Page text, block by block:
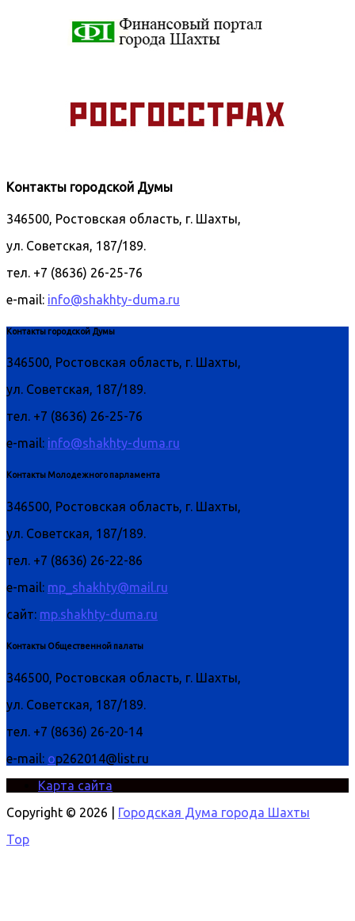
Контакты городской Думы
346500, Ростовская область, г. Шахты,
ул. Советская, 187/189.
тел. +7 (8636) 26-25-76
e-mail: info@shakhty-duma.ru
Контакты городской Думы
346500, Ростовская область, г. Шахты,
ул. Советская, 187/189.
тел. +7 (8636) 26-25-76
e-mail: info@shakhty-duma.ru
Контакты Молодежного парламента
346500, Ростовская область, г. Шахты,
ул. Советская, 187/189.
тел. +7 (8636) 26-22-86
e-mail: mp_shakhty@mail.ru
сайт: mp.shakhty-duma.ru
Контакты Общественной палаты
346500, Ростовская область, г. Шахты,
ул. Советская, 187/189.
тел. +7 (8636) 26-20-14
e-mail: op262014@list.ru
Карта сайта
Copyright © 2026 |
Городская Дума города Шахты
Top